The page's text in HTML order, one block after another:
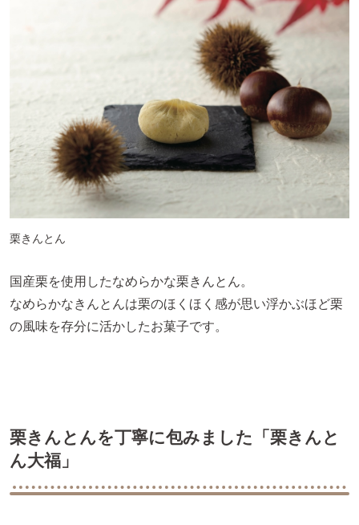
栗きんとん
国産栗を使用したなめらかな栗きんとん。
なめらかなきんとんは栗のほくほく感が思い浮かぶほど栗
の風味を存分に活かしたお菓子です。
栗きんとんを丁寧に包みました「栗きんと
ん大福」